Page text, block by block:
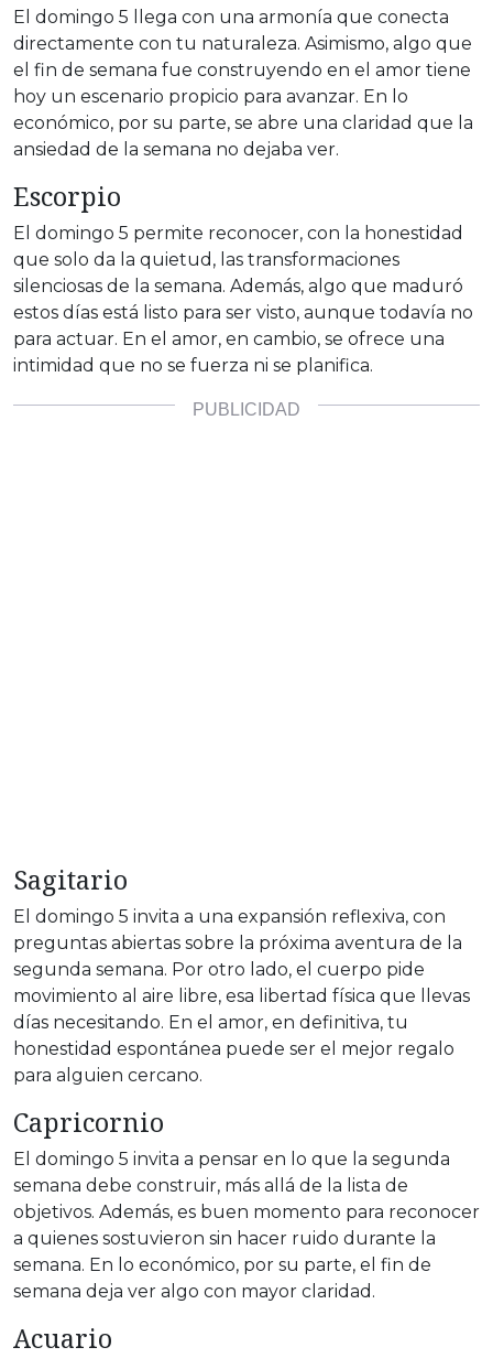
El domingo 5 llega con una armonía que conecta
directamente con tu naturaleza. Asimismo, algo que
el fin de semana fue construyendo en el amor tiene
hoy un escenario propicio para avanzar. En lo
económico, por su parte, se abre una claridad que la
ansiedad de la semana no dejaba ver.
Escorpio
El domingo 5 permite reconocer, con la honestidad
que solo da la quietud, las transformaciones
silenciosas de la semana. Además, algo que maduró
estos días está listo para ser visto, aunque todavía no
para actuar. En el amor, en cambio, se ofrece una
intimidad que no se fuerza ni se planifica.
Sagitario
El domingo 5 invita a una expansión reflexiva, con
preguntas abiertas sobre la próxima aventura de la
segunda semana. Por otro lado, el cuerpo pide
movimiento al aire libre, esa libertad física que llevas
días necesitando. En el amor, en definitiva, tu
honestidad espontánea puede ser el mejor regalo
para alguien cercano.
Capricornio
El domingo 5 invita a pensar en lo que la segunda
semana debe construir, más allá de la lista de
objetivos. Además, es buen momento para reconocer
a quienes sostuvieron sin hacer ruido durante la
semana. En lo económico, por su parte, el fin de
semana deja ver algo con mayor claridad.
Acuario